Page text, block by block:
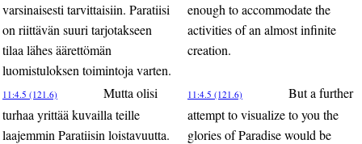
varsinaisesti tarvittaisiin. Paratiisi
on riittävän suuri tarjotakseen
tilaa lähes äärettömän
luomistuloksen toimintoja varten.
enough to accommodate the
activities of an almost infinite
creation.
11:4.5 (121.6)
Mutta olisi
turhaa yrittää kuvailla teille
laajemmin Paratiisin loistavuutta.
11:4.5 (121.6)
But a further
attempt to visualize to you the
glories of Paradise would be